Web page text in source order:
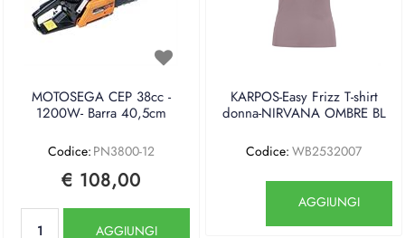
MOTOSEGA CEP 38cc -
1200W- Barra 40,5cm
Codice: PN3800-12
€ 108,00
AGGIUNGI
KARPOS-Easy Frizz T-shirt
donna-NIRVANA OMBRE BL
Codice: WB2532007
AGGIUNGI